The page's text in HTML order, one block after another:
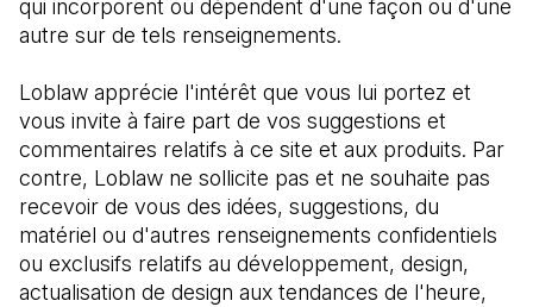
qui incorporent ou dépendent d'une façon ou d'une
autre sur de tels renseignements.
Loblaw apprécie l'intérêt que vous lui portez et
vous invite à faire part de vos suggestions et
commentaires relatifs à ce site et aux produits. Par
contre, Loblaw ne sollicite pas et ne souhaite pas
recevoir de vous des idées, suggestions, du
matériel ou d'autres renseignements confidentiels
ou exclusifs relatifs au développement, design,
actualisation de design aux tendances de l'heure,